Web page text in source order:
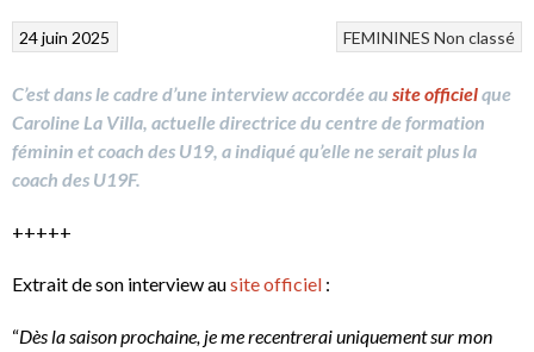
FEMININES Non classé
24 juin 2025
C’est dans le cadre d’une interview accordée au site officielque
Caroline La Villa, actuelle directrice du centre de formation
féminin et coach des U19, a indiqué qu’elle ne serait plus la
coach des U19F.
+++++
Extrait de son interview ausite officiel :
“Dès la saison prochaine, je me recentrerai uniquement sur mon